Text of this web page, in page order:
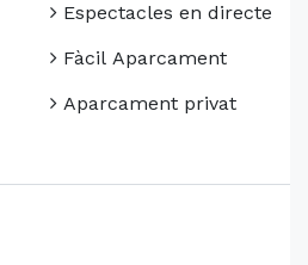
Espectacles en directe
Fàcil Aparcament
Aparcament privat